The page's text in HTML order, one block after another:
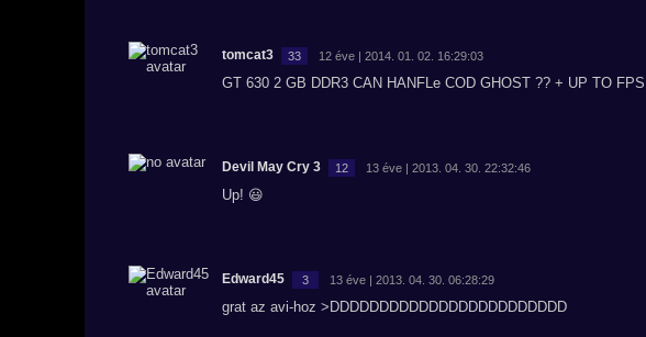
tomcat3 33 12 éve | 2014. 01. 02. 16:29:03
GT 630 2 GB DDR3 CAN HANFLe COD GHOST ?? + UP TO FPS
Devil May Cry 3 12 13 éve | 2013. 04. 30. 22:32:46
Up! 😃
Edward45 3 13 éve | 2013. 04. 30. 06:28:29
grat az avi-hoz >DDDDDDDDDDDDDDDDDDDDDDDD